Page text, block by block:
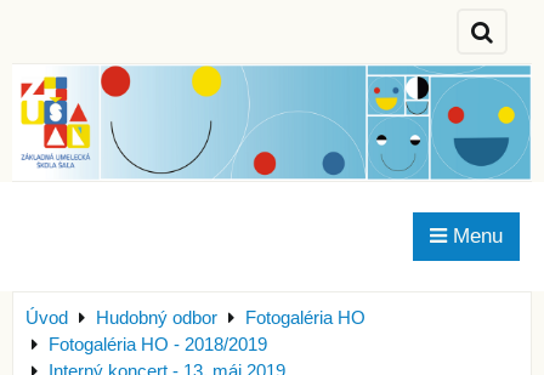
Menu
Úvod Hudobný odbor
Fotogaléria HO
Fotogaléria HO - 2018/2019